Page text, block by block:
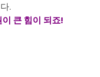
.
큰 힘이 되죠!